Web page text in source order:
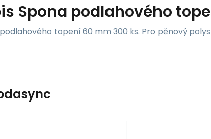
Spona podlahového
topení 60 mm 300 ks. Pro pěnový